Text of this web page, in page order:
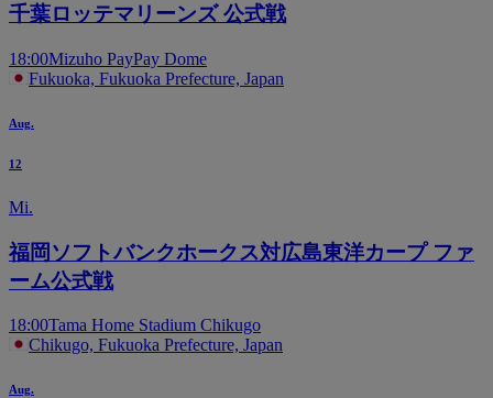
千葉ロッテマリーンズ 公式戦
18:00Mizuho PayPay Dome
Fukuoka, Fukuoka Prefecture, Japan
Aug.
12
Mi.
福岡ソフトバンクホークス対広島東洋カープ ファ
ーム公式戦
18:00Tama Home Stadium Chikugo
Chikugo, Fukuoka Prefecture, Japan
Aug.